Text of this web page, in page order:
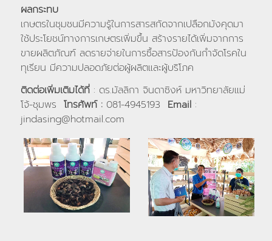
ผลกระทบ
เกษตรในชุมชนมีความรู้ในการสารสกัดจากเปลือกมังคุดมา
ใช้ประโยชน์ทางการเกษตรเพิ่มขึ้น สร้างรายได้เพิ่มจากการ
ขายผลิตภัณฑ์ ลดรายจ่ายในการซื้อสารป้องกันกำจัดโรคใน
ทุเรียน มีความปลอดภัยต่อผู้ผลิตและผู้บริโภค
ติดต่อเพิ่มเติมได้ที่: ดร.มัลลิกา จินดาซิงห์ มหาวิทยาลัยแม่
โจ้-ชุมพร โทรศัพท์ :081-4945193 Email:
jindasing@hotmail.com